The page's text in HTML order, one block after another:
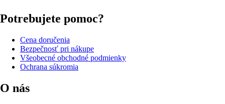
Potrebujete pomoc?
Cena doručenia
Bezpečnosť pri nákupe
Všeobecné obchodné podmienky
Ochrana súkromia
O nás